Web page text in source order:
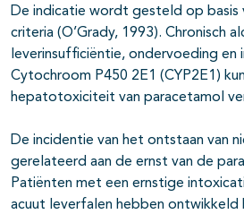
De indicatie wordt gesteld op basis
criteria (O’Grady, 1993). Chronisch
leverinsufficiëntie, ondervoeding en
Cytochroom P450 2E1 (CYP2E1)
hepatotoxiciteit van paracetamol
De incidentie van het ontstaan van
gerelateerd aan de ernst van de
Patiënten met een ernstige
acuut leverfalen hebben ontwikkeld